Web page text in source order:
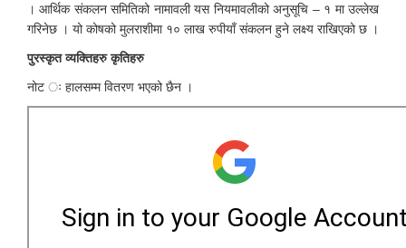
। आर्थिक संकलन समितिको नामावली यस नियमावलीको अनुसूचि – १ मा उल्लेख
गरिनेछ । यो कोषको मुलराशीमा १० लाख रुपीयाँ संकलन हुने लक्ष्य राखिएको छ ।
पुरस्कृत व्यक्तिहरु कृतिहरु
नोट ः हालसम्म वितरण भएको छैन ।